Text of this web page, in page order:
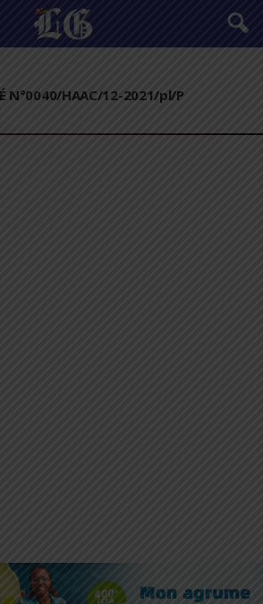
N°0040/HAAC/12-2021/pl/P